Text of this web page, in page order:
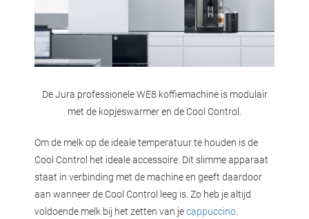
De Jura professionele WE8 koffiemachine is modulair
met de kopjeswarmer en de Cool Control.
Om de melk op de ideale temperatuur te houden is de
Cool Control het ideale accessoire. Dit slimme apparaat
staat in verbinding met de machine en geeft daardoor
aan wanneer de Cool Control leeg is. Zo heb je altijd
voldoende melk bij het zetten van jecappuccino